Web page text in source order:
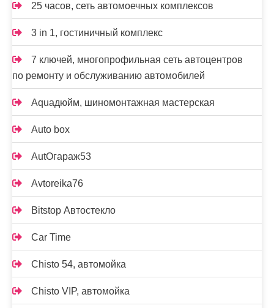
25 часов, сеть автомоечных комплексов
3 in 1, гостиничный комплекс
7 ключей, многопрофильная сеть автоцентров
по ремонту и обслуживанию автомобилей
Aquaдюйм, шиномонтажная мастерская
Auto box
AutOгараж53
Avtoreika76
Bitstop Автостекло
Car Time
Chisto 54, автомойка
Chisto VIP, автомойка